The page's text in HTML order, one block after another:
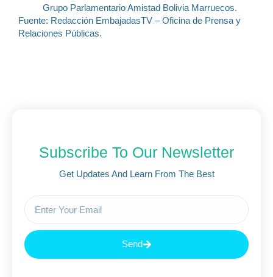
Grupo Parlamentario Amistad Bolivia Marruecos.
Fuente: Redacción EmbajadasTV – Oficina de Prensa y
Relaciones Públicas.
Subscribe To Our Newsletter
Get Updates And Learn From The Best
Send